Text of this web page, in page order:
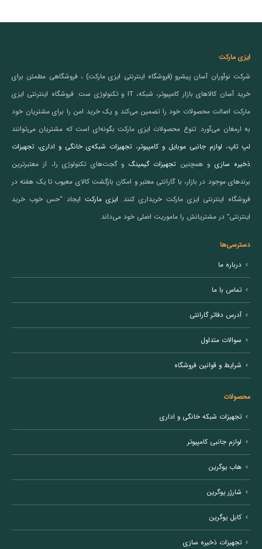
ایزی مارکت
شرکت نوآوران آسان پیشرو (فروشگاه اینترنتی ایزی مارکت) ، فروشگاهی مطمئن برای
خرید آسان کالاهای بازار کامپیوتر، شبکه، IT و تکنولوژی ست. فروشگاه اینترنتی ایزی
مارکت اصالت محصولات خود را تضمین می‌کند و یک خرید امن را برای مشتریان خود
به ارمغان می‌آورد. تنوع محصولات ایزی مارکت بگونه‌ای است که مشتریان می‌توانند
لپ تاپ، لوازم جانبی موبایل و کامپیوتر،تجهیزات شبکه‌ی خانگی و اداری،تجهیزات
ذخیره سازی و همچنینتجهیزات گیمینگ و گجت‌های تکنولوژی را، از معتبرترین
برندهای موجود در بازار، با گارانتی معتبر و امکان بازگشت کالای معیوب تا یک هفته در
فروشگاه اینترنتی ایزی مارکت خریداری کنند. ایزی مارکت ایجاد “حس خوب خرید
اینترنتی” در مشتریانش را ماموریت اصلی خود می‌داند.
دسترسی‌ها
درباره ما
تماس با ما
آدرس دفاتر گارانتی
سوالات متداول
شرایط و قوانین فروشگاه
محصولات
تجهیزات شبکه خانگی و اداری
لوازم جانبی کامپیوتر
هاب یوگرین
شارژر یوگرین
کابل یوگرین
تجهیزات ذخیره سازی